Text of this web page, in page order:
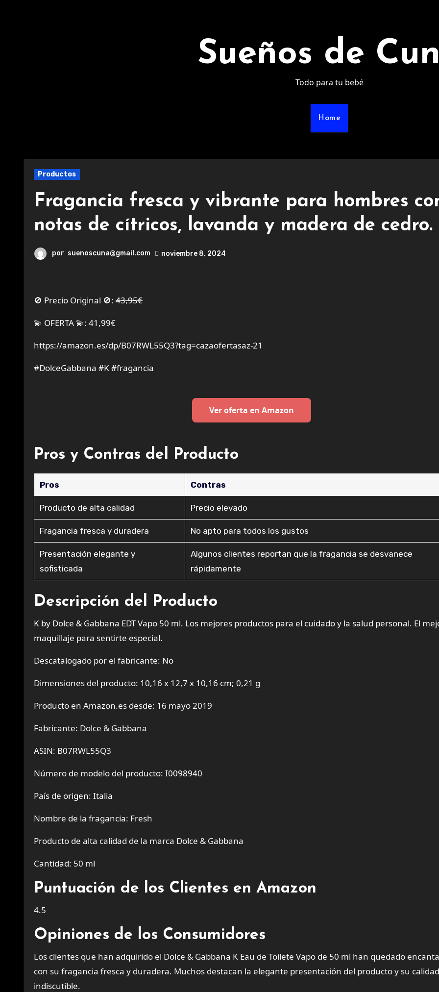
Sueños de
Todo para tu bebé
Home
Productos
Fragancia fresca y vibrante para hombres
notas de cítricos, lavanda y madera de cedro.
por suenoscuna@gmail.com noviembre 8, 2024
🚫 Precio Original 🚫: 43,95€
💫 OFERTA 💫: 41,99€
https://amazon.es/dp/B07RWL55Q3?tag=cazaofertasaz-21
#DolceGabbana #K #fragancia
Ver oferta en Amazon
Pros y Contras del Producto
Pros Contras
Producto de alta calidad Precio elevado
Fragancia fresca y duradera No apto para todos los gustos
Presentación elegante y
sofisticada
Algunos clientes reportan que la fragancia se desvanece
rápidamente
Descripción del Producto
K by Dolce & Gabbana EDT Vapo 50 ml. Los mejores productos para el cuidado y la salud personal. El
maquillaje para sentirte especial.
Descatalogado por el fabricante: No
Dimensiones del producto: 10,16 x 12,7 x 10,16 cm; 0,21 g
Producto en Amazon.es desde: 16 mayo 2019
Fabricante: Dolce & Gabbana
ASIN: B07RWL55Q3
Número de modelo del producto: I0098940
País de origen: Italia
Nombre de la fragancia: Fresh
Producto de alta calidad de la marca Dolce & Gabbana
Cantidad: 50 ml
Puntuación de los Clientes en Amazon
4.5
Opiniones de los Consumidores
Los clientes que han adquirido el Dolce & Gabbana K Eau de Toilete Vapo de 50 ml han quedado
con su fragancia fresca y duradera. Muchos destacan la elegante presentación del producto y su calidad
indiscutible.